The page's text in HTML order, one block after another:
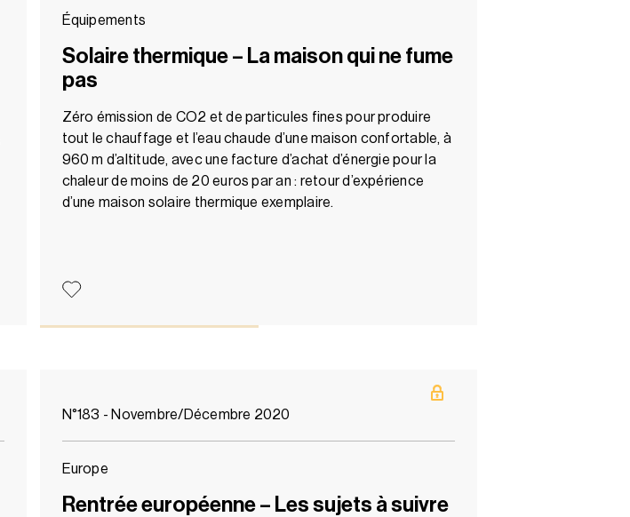
Équipements
Solaire thermique – La maison qui ne fume
pas
Zéro émission de CO2 et de particules fines pour produire
tout le chauffage et l’eau chaude d’une maison confortable, à
960 m d’altitude, avec une facture d’achat d’énergie pour la
chaleur de moins de 20 euros par an : retour d’expérience
d’une maison solaire thermique exemplaire.
N°183 - Novembre/Décembre 2020
Europe
Rentrée européenne – Les sujets à suivre